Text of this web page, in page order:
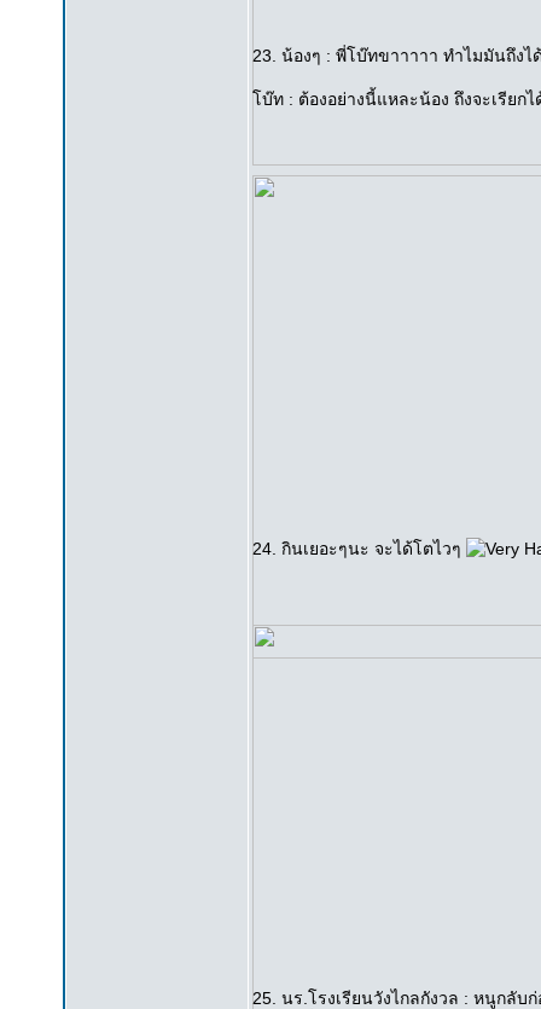
23. น้องๆ : พี่โบ๊ทขาาาาา ทำไมมันถึง
โบ๊ท : ต้องอย่างนี้แหละน้อง ถึงจะเรียก
24. กินเยอะๆนะ จะได้โตไวๆ
25. นร.โรงเรียนวังไกลกังวล : หนูกลั